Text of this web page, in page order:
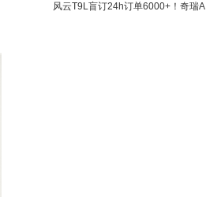
风云T9L盲订24h订单6000+！奇瑞AI